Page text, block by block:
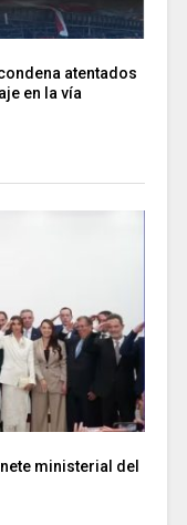
atentados
en la vía
ministerial del